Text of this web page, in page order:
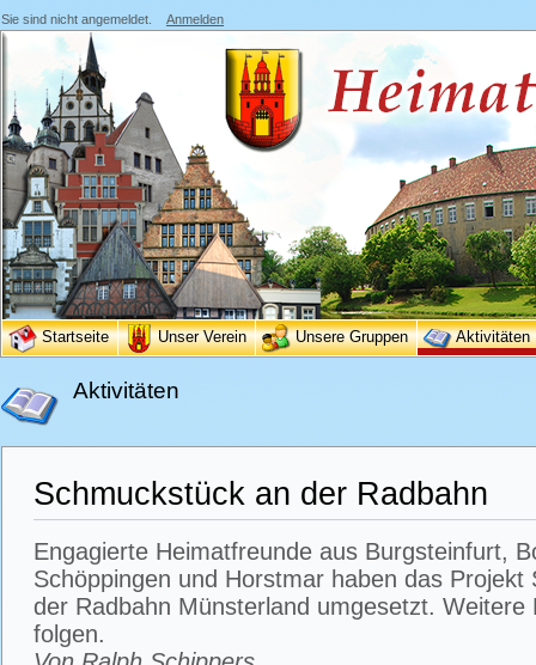
Sie sind nicht angemeldet. Anmelden
Startseite Unser Verein Unsere Gruppen Aktivitäten
Aktivitäten
Schmuckstück an der Radbahn
Engagierte Heimatfreunde aus Burgsteinfurt,
Schöppingen und Horstmar haben das Projekt
der Radbahn Münsterland umgesetzt. Weitere
folgen.